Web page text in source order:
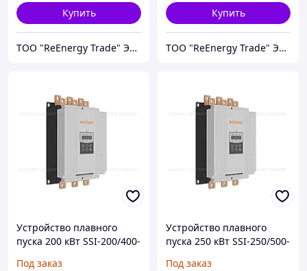
Купить
ТОО "ReEnergy Trade" Энергоэффективные технологии и оборудование
Купить
ТОО "ReEnergy Trade" Энергоэффективные технологии и оборудование
Устройство плавного
пуска 200 кВт SSI-200/400-
Под заказ
Устройство плавного
пуска 250 кВт SSI-250/500-
Под заказ